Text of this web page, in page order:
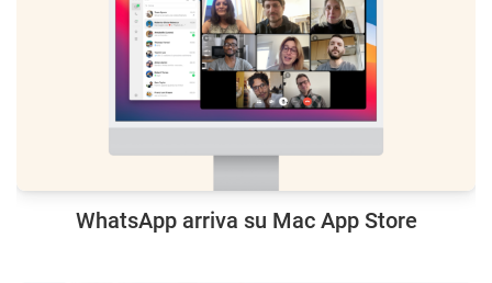
WhatsApp arriva su Mac App Store